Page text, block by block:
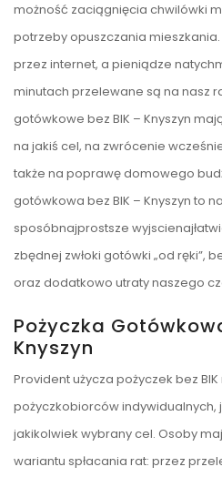
możność zaciągnięcia chwilówki
potrzeby opuszczania
przez internet, a pieniądze
minutach przelewane są na nasz
gotówkowe bez BIK – Knyszyn
na jakiś cel, na zwrócenie
także na poprawę domowego
gotówkowa bez BIK – Knyszyn to
sposóbnajprostsze
zbędnej zwłoki gotówki „od ręki”,
oraz dodatkowo utraty naszego
Pożyczka
Knyszyn
Provident użycza pożyczek bez
pożyczkobiorców
jakikolwiek wybrany cel. Osoby
wariantu spłacania rat: przez